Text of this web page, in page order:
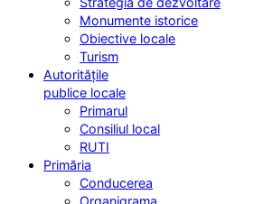
Monumente istorice
Obiective locale
Turism
Autoritățile
publice locale
Primarul
Consiliul local
RUTI
Primăria
Conducerea
Organigrama